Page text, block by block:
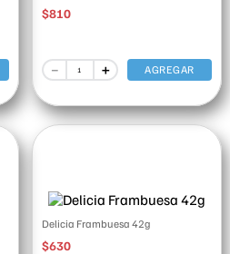
$810
＋
－ AGREGAR
Delicia Frambuesa 42g
$630